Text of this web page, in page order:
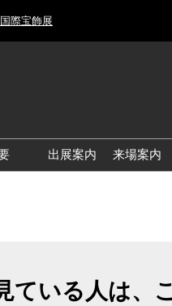
際宝飾展
出展案内
来場案内
アク
ている人は、